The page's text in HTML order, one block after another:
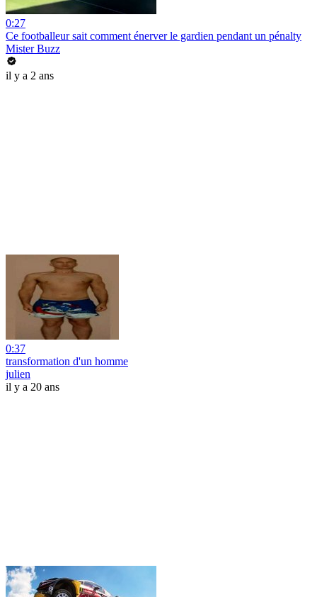
0:27
Ce footballeur sait comment énerver le gardien pendant un pénalty
Mister Buzz
il y a 2 ans
0:37
transformation d'un homme
julien
il y a 20 ans